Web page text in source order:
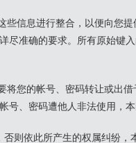
信息进行整合，以便向您
尽准确的要求。所有原始键
您的帐号、密码转让或出
、密码遭他人非法使用，本
则依此所产生的权属纠纷，